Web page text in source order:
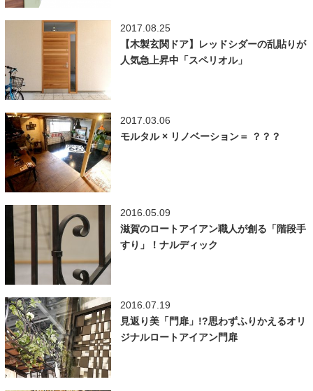
2017.08.25
【木製玄関ドア】レッドシダーの乱貼りが
人気急上昇中「スペリオル」
2017.03.06
モルタル × リノベーション＝ ？？？
2016.05.09
滋賀のロートアイアン職人が創る「階段手
すり」！ナルディック
2016.07.19
見返り美「門扉」!?思わずふりかえるオリ
ジナルロートアイアン門扉